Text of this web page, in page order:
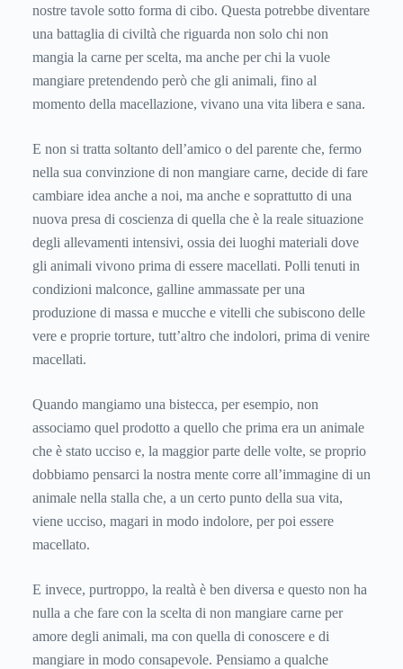
nostre tavole sotto forma di cibo. Questa potrebbe diventare
una battaglia di civiltà che riguarda non solo chi non
mangia la carne per scelta, ma anche per chi la vuole
mangiare pretendendo però che gli animali, fino al
momento della macellazione, vivano una vita libera e sana.
E non si tratta soltanto dell’amico o del parente che, fermo
nella sua convinzione di non mangiare carne, decide di fare
cambiare idea anche a noi, ma anche e soprattutto di una
nuova presa di coscienza di quella che è la reale situazione
degli allevamenti intensivi, ossia dei luoghi materiali dove
gli animali vivono prima di essere macellati. Polli tenuti in
condizioni malconce, galline ammassate per una
produzione di massa e mucche e vitelli che subiscono delle
vere e proprie torture, tutt’altro che indolori, prima di venire
macellati.
Quando mangiamo una bistecca, per esempio, non
associamo quel prodotto a quello che prima era un animale
che è stato ucciso e, la maggior parte delle volte, se proprio
dobbiamo pensarci la nostra mente corre all’immagine di un
animale nella stalla che, a un certo punto della sua vita,
viene ucciso, magari in modo indolore, per poi essere
macellato.
E invece, purtroppo, la realtà è ben diversa e questo non ha
nulla a che fare con la scelta di non mangiare carne per
amore degli animali, ma con quella di conoscere e di
mangiare in modo consapevole. Pensiamo a qualche